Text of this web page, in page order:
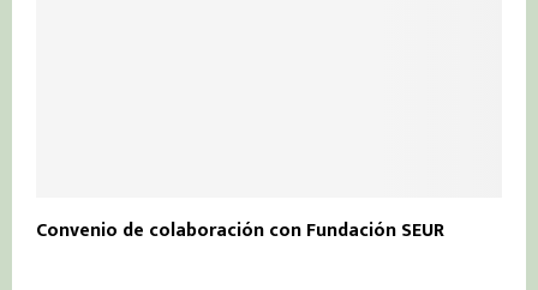
Convenio de colaboración con Fundación SEUR